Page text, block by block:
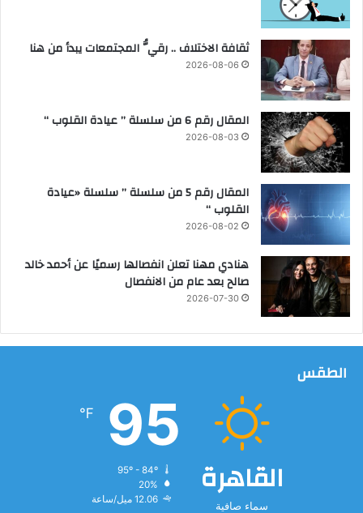
ل
ج
ا
ل
ع
م
ف
ع
ة
غ
م
ظ
ر
و
ص
ي
ل
ص
ب
ة
ثقافة الاختلاف .. رقيُّ المجتمعات يبدأ من هنا
2026-08-06
المقال رقم 6 من سلسلة ” عيادة القلوب “
2026-08-03
المقال رقم 5 من سلسلة ” سلسلة «عيادة
القلوب “
2026-08-02
هنادي مهنا تعلن انفصالها رسميًا عن أحمد خالد
صالح بعد عام من الانفصال
2026-07-30
الطقس
القاهرة
سماء صافية
95
℉
20%
12.06 ميل/ساعة